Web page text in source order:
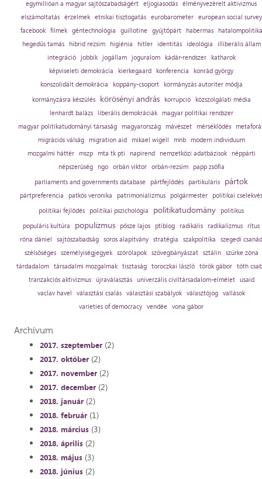
egymillióan a magyar sajtószabadságért eljogiasodás élményvezérelt aktivizmus
elszámoltatás
érzelmek etnikai tisztogatás eurobarometer
european social survey
facebook
filmek géntechnológia guillotine gyűjtőpárt habermas
hatalompolitika
hegedűs tamás
hibrid rezsim higiénia hitler identitás ideológia
illiberális állam
integráció
jobbik jogállam joguralom kádár-rendszer
katharok
képviseleti demokrácia
kierkegaard konferencia
konrád györgy
konszolidált demokrácia
koppány-csoport
kormányzás autoriter módja
kormányzásra készülés
körösényi andrás korrupció
közszolgálati média
lenhardt balázs
liberális demokráciák
magyar politikai rendszer
magyar politikatudományi társaság
magyarország mávészet mérséklődés
migrációs válság
migration aid mikael wigell mnb
modern individuum
mozgalmi háttér
mszp mta tk pti napirend nemzetközi adatbázisok
néppárti
népszerűség
ngo orbán viktor orbán-rezsim
papp zsófia
parliaments and governments database
pártfejlődés partikuláris pártok
pártpreferencia patkós veronika patrimonializmus polgármester
politikai
politikai fejlődés
politikai pszichológia politikatudomány
politikus
populáris kultúra
populizmus pősze lajos ptiblog radikális radikalizmus
rítus
róna dániel
sajtószabadság soros alapítvány stratégia szakpolitika
szegedi
szélsőséges
személyiségjegyek szórólapok szövegbányászat sztálin
szürke zóna
tárdadalom társadalmi mozgalmak tisztaság toroczkai lászló török gábor tóth
tranzakciós aktivizmus
újraválasztás univerzális civiltársadalom-elmélet
usaid
vaclav havel
választási csalás választási szabályok választójog vallások
varieties of democracy vendée vona gábor
Archívum
2017. szeptember(2)
2017. október(2)
2017. november(2)
2017. december(2)
2018. január(2)
2018. február(1)
2018. március(3)
2018. április(2)
2018. május(3)
2018. június(2)